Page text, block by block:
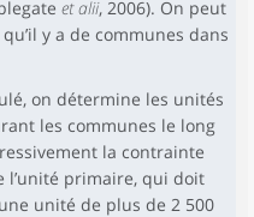
et alii, 2006). On peut
y a de communes dans
on détermine les unités
les communes le long
la contrainte
l’unité primaire, qui doit
unité de plus de 2 500